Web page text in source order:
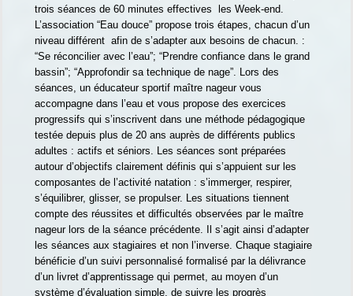
trois séances de 60 minutes effectives les Week-end.
L’association “Eau douce” propose trois étapes, chacun d’un
niveau différent afin de s’adapter aux besoins de chacun. :
“Se réconcilier avec l’eau”; “Prendre confiance dans le grand
bassin”; “Approfondir sa technique de nage”. Lors des
séances, un éducateur sportif maître nageur vous
accompagne dans l’eau et vous propose des exercices
progressifs qui s’inscrivent dans une méthode pédagogique
testée depuis plus de 20 ans auprès de différents publics
adultes : actifs et séniors. Les séances sont préparées
autour d’objectifs clairement définis qui s’appuient sur les
composantes de l’activité natation : s’immerger, respirer,
s’équilibrer, glisser, se propulser. Les situations tiennent
compte des réussites et difficultés observées par le maître
nageur lors de la séance précédente. Il s’agit ainsi d’adapter
les séances aux stagiaires et non l’inverse. Chaque stagiaire
bénéficie d’un suivi personnalisé formalisé par la délivrance
d’un livret d’apprentissage qui permet, au moyen d’un
système d’évaluation simple, de suivre les progrès